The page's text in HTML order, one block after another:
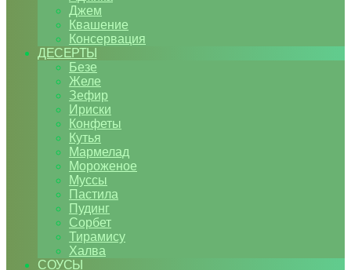
Джем
Квашение
Консервация
ДЕСЕРТЫ
Безе
Желе
Зефир
Ириски
Конфеты
Кутья
Мармелад
Мороженое
Муссы
Пастила
Пудинг
Сорбет
Тирамису
Халва
СОУСЫ